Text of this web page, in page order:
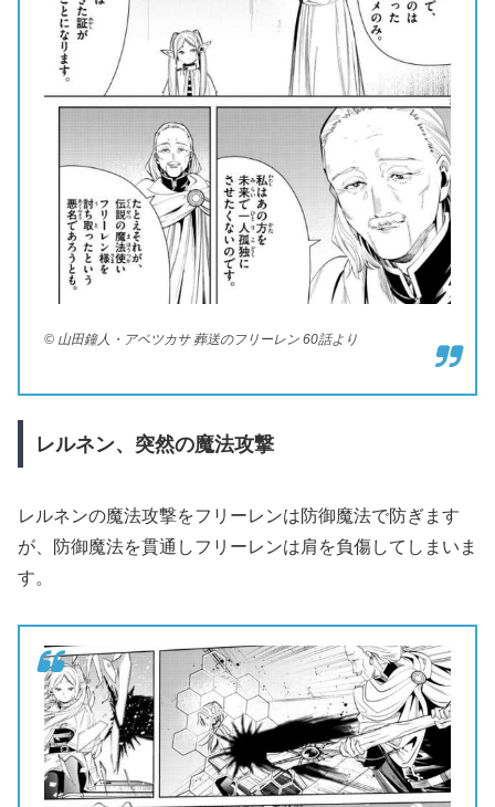
© 山田鐘人・アベツカサ 葬送のフリーレン 60話より
レルネン、突然の魔法攻撃
レルネンの魔法攻撃をフリーレンは防御魔法で防ぎます
が、防御魔法を貫通しフリーレンは肩を負傷してしまいま
す。